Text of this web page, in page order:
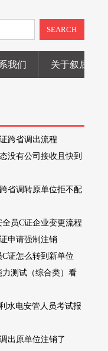
SEARCH
我们 关于叙后尘
跨省调出流程
没有公司接收且快到
省调转原单位拒不配
员C证企业变更流程
申请强制注销
证怎么转到新单位
力测试（综合类）看
水电安管人员考试报
出原单位注销了